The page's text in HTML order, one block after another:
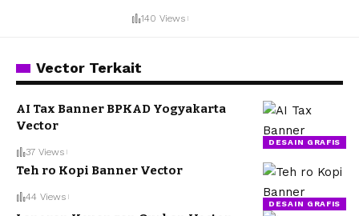
140 Views
Vector Terkait
DESAIN GRAFIS
AI Tax Banner BPKAD Yogyakarta
Vector
37 Views
DESAIN GRAFIS
Teh ro Kopi Banner Vector
44 Views